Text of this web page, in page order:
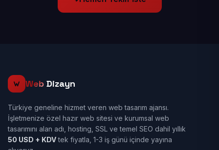
Web Dizayn
Türkiye geneline hizmet veren web tasarım ajansı.
İşletmenize özel hazır web sitesi ve kurumsal web
tasarımını alan adı, hosting, SSL ve temel SEO dahil yıllık
50 USD + KDVtek fiyatla, 1-3 iş günü içinde yayına